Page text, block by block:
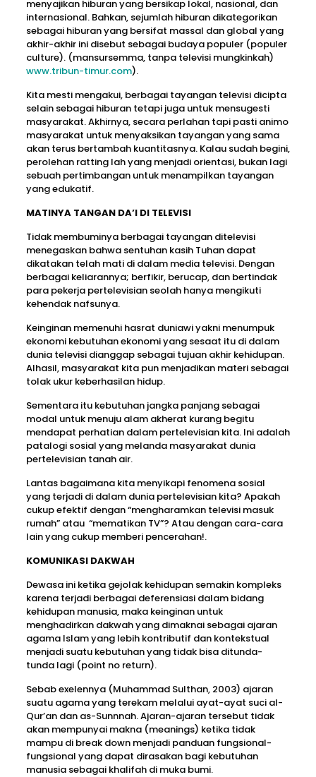
menyajikan hiburan yang bersikap lokal, nasional, dan
internasional. Bahkan, sejumlah hiburan dikategorikan
sebagai hiburan yang bersifat massal dan global yang
akhir-akhir ini disebut sebagai budaya populer (populer
culture). (mansursemma, tanpa televisi mungkinkah)
www.tribun-timur.com).
Kita mesti mengakui, berbagai tayangan televisi dicipta
selain sebagai hiburan tetapi juga untuk mensugesti
masyarakat. Akhirnya, secara perlahan tapi pasti animo
masyarakat untuk menyaksikan tayangan yang sama
akan terus bertambah kuantitasnya. Kalau sudah begini,
perolehan ratting lah yang menjadi orientasi, bukan lagi
sebuah pertimbangan untuk menampilkan tayangan
yang edukatif.
MATINYA TANGAN DA’I DI TELEVISI
Tidak membuminya berbagai tayangan ditelevisi
menegaskan bahwa sentuhan kasih Tuhan dapat
dikatakan telah mati di dalam media televisi. Dengan
berbagai keliarannya; berfikir, berucap, dan bertindak
para pekerja pertelevisian seolah hanya mengikuti
kehendak nafsunya.
Keinginan memenuhi hasrat duniawi yakni menumpuk
ekonomi kebutuhan ekonomi yang sesaat itu di dalam
dunia televisi dianggap sebagai tujuan akhir kehidupan.
Alhasil, masyarakat kita pun menjadikan materi sebagai
tolak ukur keberhasilan hidup.
Sementara itu kebutuhan jangka panjang sebagai
modal untuk menuju alam akherat kurang begitu
mendapat perhatian dalam pertelevisian kita. Ini adalah
patalogi sosial yang melanda masyarakat dunia
pertelevisian tanah air.
Lantas bagaimana kita menyikapi fenomena sosial
yang terjadi di dalam dunia pertelevisian kita? Apakah
cukup efektif dengan “mengharamkan televisi masuk
rumah” atau “mematikan TV”? Atau dengan cara-cara
lain yang cukup memberi pencerahan!.
KOMUNIKASI DAKWAH
Dewasa ini ketika gejolak kehidupan semakin kompleks
karena terjadi berbagai deferensiasi dalam bidang
kehidupan manusia, maka keinginan untuk
menghadirkan dakwah yang dimaknai sebagai ajaran
agama Islam yang lebih kontributif dan kontekstual
menjadi suatu kebutuhan yang tidak bisa ditunda-
tunda lagi (point no return).
Sebab exelennya (Muhammad Sulthan, 2003) ajaran
suatu agama yang terekam melalui ayat-ayat suci al-
Qur’an dan as-Sunnnah. Ajaran-ajaran tersebut tidak
akan mempunyai makna (meanings) ketika tidak
mampu di break down menjadi panduan fungsional-
fungsional yang dapat dirasakan bagi kebutuhan
manusia sebagai khalifah di muka bumi.